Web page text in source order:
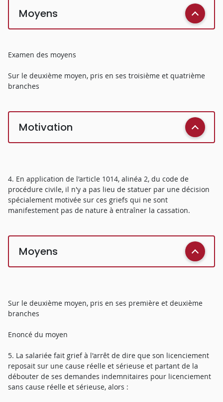
Moyens
Examen des moyens
Sur le deuxième moyen, pris en ses troisième et quatrième
branches
Motivation
4. En application de l'article 1014, alinéa 2, du code de
procédure civile, il n'y a pas lieu de statuer par une décision
spécialement motivée sur ces griefs qui ne sont
manifestement pas de nature à entraîner la cassation.
Moyens
Sur le deuxième moyen, pris en ses première et deuxième
branches
Enoncé du moyen
5. La salariée fait grief à l'arrêt de dire que son licenciement
reposait sur une cause réelle et sérieuse et partant de la
débouter de ses demandes indemnitaires pour licenciement
sans cause réelle et sérieuse, alors :